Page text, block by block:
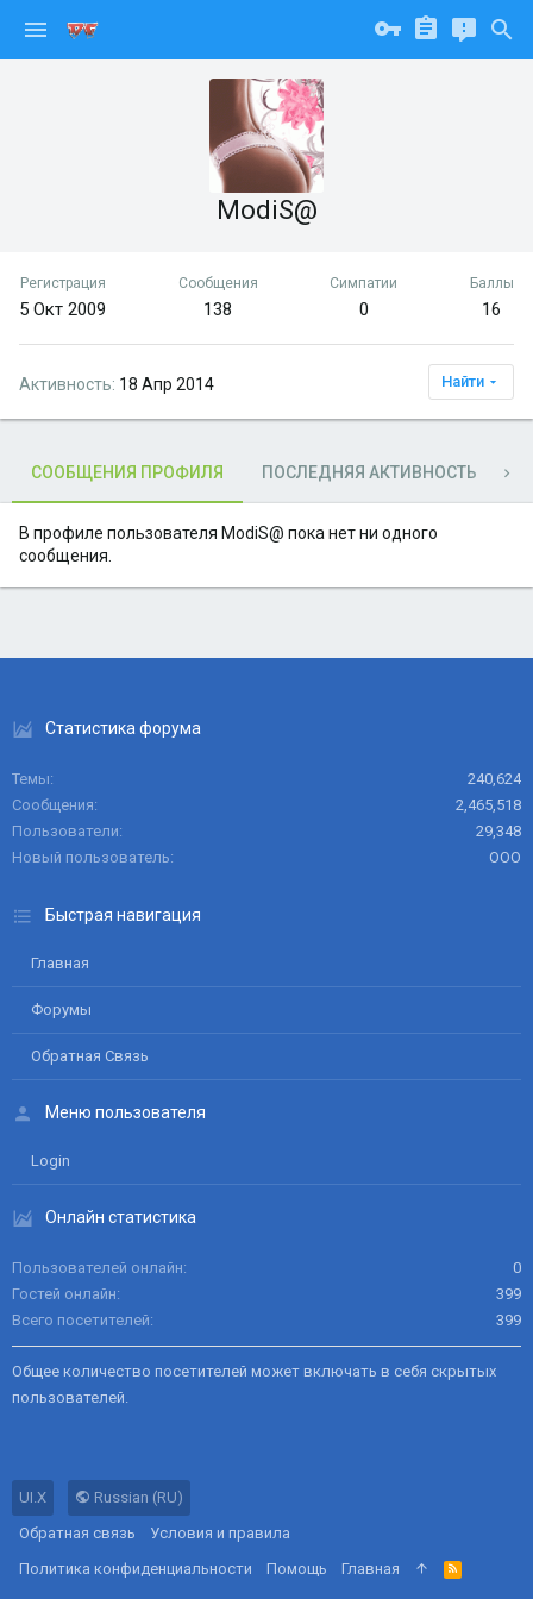
ModiS@
Регистрация
5 Окт 2009
Сообщения
138
Симпатии
0
Баллы
16
Активность 18 Апр 2014 Найти
СООБЩЕНИЯ ПРОФИЛЯ ПОСЛЕДНЯЯ АКТИВНОСТЬ
В профиле пользователя ModiS@ пока нет ни одного
сообщения.
Статистика форума
Темы
240,624
Сообщения
2,465,518
Пользователи
29,348
Новый пользователь
ООО
Быстрая навигация
Главная
Форумы
Обратная Связь
Меню пользователя
Login
Онлайн статистика
Пользователей онлайн
0
Гостей онлайн
399
Всего посетителей
399
Общее количество посетителей может включать в себя скрытых
пользователей.
UI.X
Russian (RU)
Обратная связь
Условия и правила
Политика конфиденциальности
Помощь Главная
R
S